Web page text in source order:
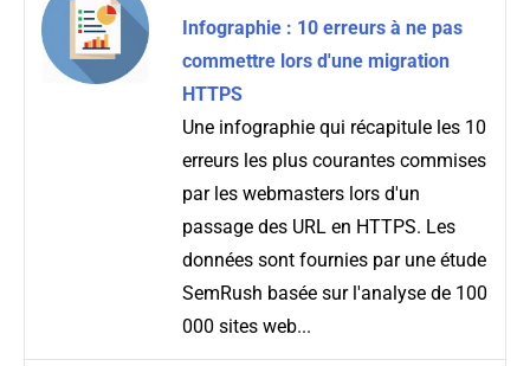
Infographie : 10 erreurs à ne pas
commettre lors d'une migration
HTTPS
Une infographie qui récapitule les 10
erreurs les plus courantes commises
par les webmasters lors d'un
passage des URL en HTTPS. Les
données sont fournies par une étude
SemRush basée sur l'analyse de 100
000 sites web...